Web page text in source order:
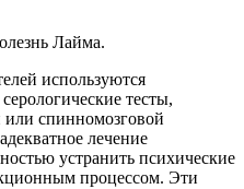
Лайма.
используются
тесты,
спинномозговой
лечение
устранить психические
процессом. Эти